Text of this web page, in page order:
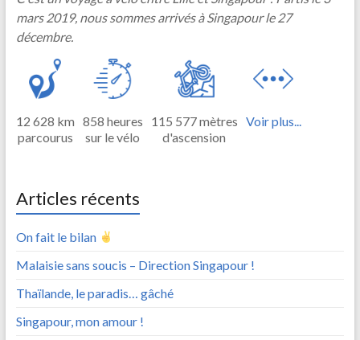
mars 2019, nous sommes arrivés à Singapour le 27
décembre.
12 628 km
parcourus
858 heures
sur le vélo
115 577 mètres
d'ascension
Voir plus...
Articles récents
On fait le bilan
Malaisie sans soucis – Direction Singapour !
Thaïlande, le paradis… gâché
Singapour, mon amour !